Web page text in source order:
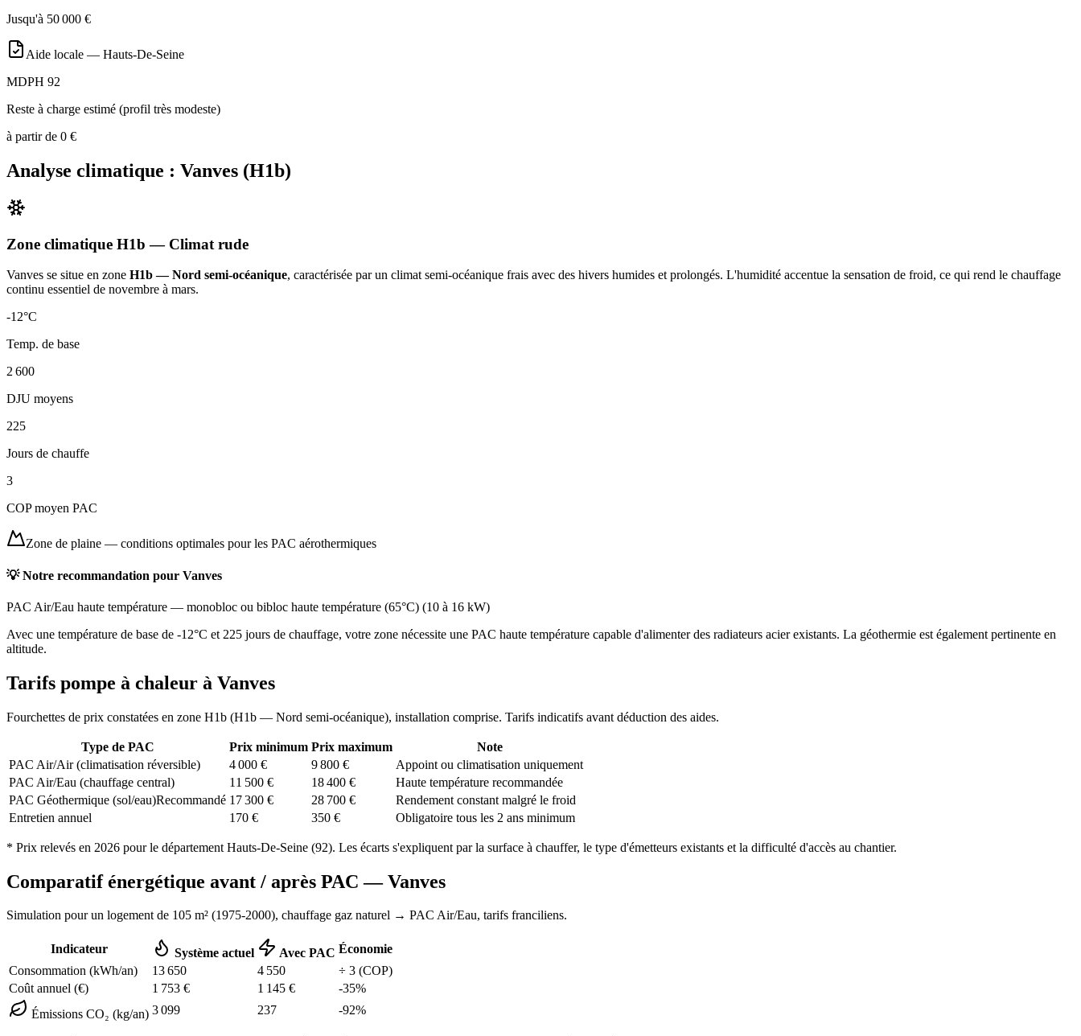
Jusqu'à 50 000 €
Aide locale — Hauts-De-Seine
MDPH 92
Reste à charge estimé (profil très modeste)
à partir de 0 €
Analyse climatique : Vanves (H1b)
Zone climatique H1b — Climat rude
Vanves se situe en zone H1b — Nord semi-océanique, caractérisée par un climat semi-océanique frais avec des hivers humides et prolongés. L'humidité accentue la sensation de froid, ce qui rend le chauffage
continu essentiel de novembre à mars.
-12°C
Temp. de base
2 600
DJU moyens
225
Jours de chauffe
3
COP moyen PAC
Zone de plaine — conditions optimales pour les PAC aérothermiques
💡 Notre recommandation pour Vanves
PAC Air/Eau haute température — monobloc ou bibloc haute température (65°C) (10 à 16 kW)
Avec une température de base de -12°C et 225 jours de chauffage, votre zone nécessite une PAC haute température capable d'alimenter des radiateurs acier existants. La géothermie est également pertinente en
altitude.
Tarifs pompe à chaleur à Vanves
Fourchettes de prix constatées en zone H1b (H1b — Nord semi-océanique), installation comprise. Tarifs indicatifs avant déduction des aides.
Type de PAC Prix minimum Prix maximum
Note
PAC Air/Air (climatisation réversible)
4 000 € 9 800 €
Appoint ou climatisation uniquement
PAC Air/Eau (chauffage central)
11 500 € 18 400 €
Haute température recommandée
PAC Géothermique (sol/eau)Recommandé 17 300 € 28 700 €
Rendement constant malgré le froid
Entretien annuel
170 € 350 € Obligatoire tous les 2 ans minimum
* Prix relevés en 2026 pour le département Hauts-De-Seine (92). Les écarts s'expliquent par la surface à chauffer, le type d'émetteurs existants et la difficulté d'accès au chantier.
Comparatif énergétique avant / après PAC —Vanves
Simulation pour un logement de 105 m² (1975-2000), chauffage gaz naturel → PAC Air/Eau, tarifs franciliens.
Indicateur Système actuel Avec PAC Économie
Consommation (kWh/an)
13 650 4 550 ÷ 3 (COP)
Coût annuel (€)
1 753 € 1 145 € -35%
Émissions CO₂ (kg/an) 3 099 237 -92%